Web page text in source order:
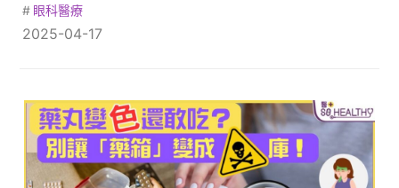
# 眼科醫療
2025-04-17